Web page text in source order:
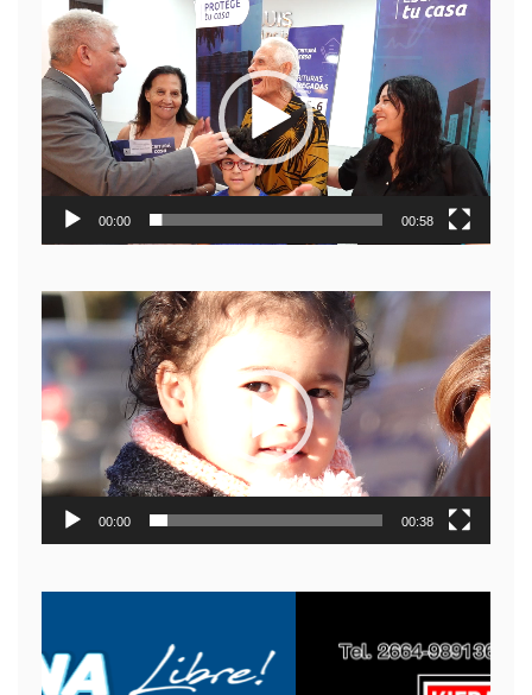
Reproductor
de
video
00:00 00:58
Reproductor
de
video
00:00 00:38